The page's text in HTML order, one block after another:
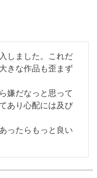
しました。これだ
きな作品も歪まず
嫌だなっと思って
あり心配には及び
ったらもっと良い